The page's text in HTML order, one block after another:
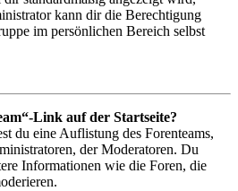
kann dir die Berechtigung
im persönlichen Bereich selbst
Link auf der Startseite?
du eine Auflistung des Forenteams,
der Moderatoren. Du
Informationen wie die Foren, die